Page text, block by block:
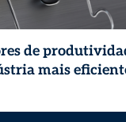
de
mais